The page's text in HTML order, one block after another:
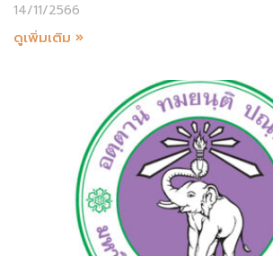
14/11/2566
ดูเพิ่มเติม »